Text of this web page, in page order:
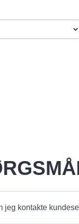
jeg kontakte